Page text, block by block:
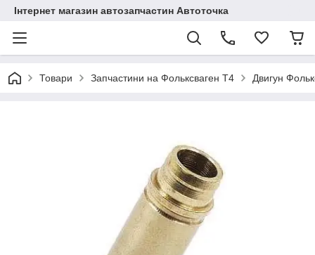
Інтернет магазин автозапчастин Автоточка
Товари Запчастини на Фольксваген Т4 Двигун